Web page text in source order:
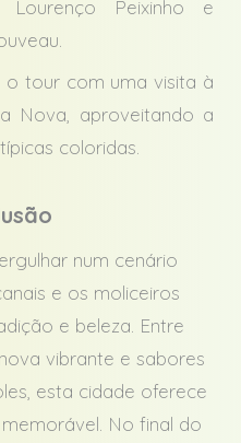
Lourenço Peixinho e
o tour com uma visita à
Nova, aproveitando a
coloridas.
num cenário
e os moliceiros
e beleza. Entre
vibrante e sabores
esta cidade oferece
No final do